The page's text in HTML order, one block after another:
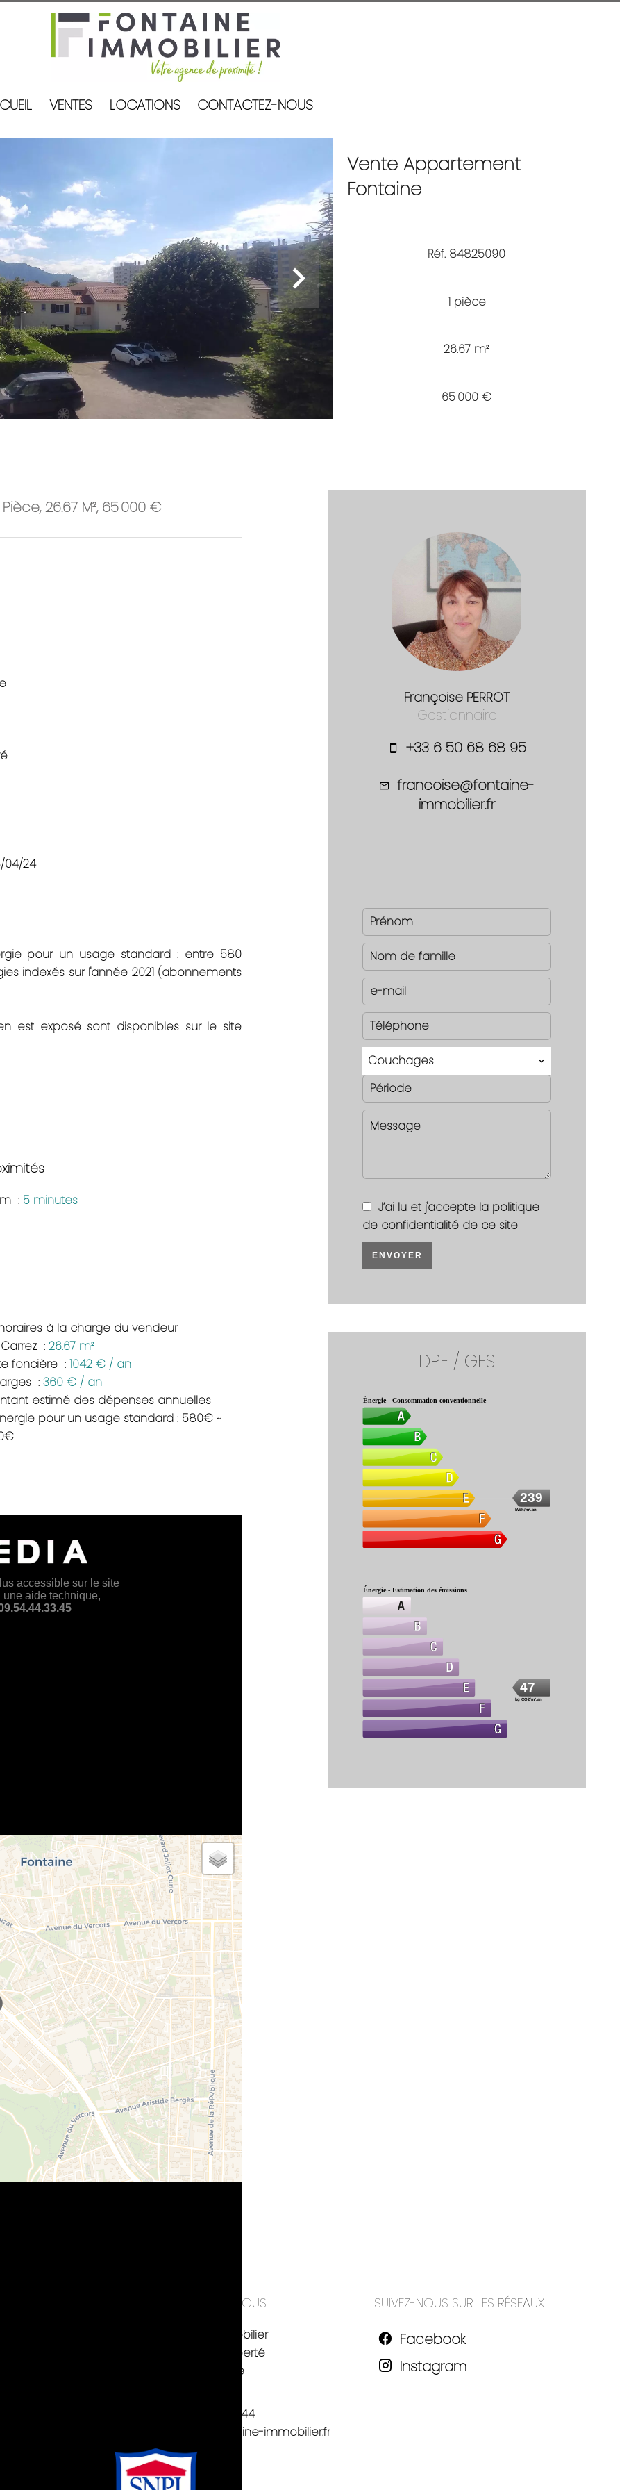
VENTES LOCATIONS CONTACTEZ-NOUS
Vente Appartement
Fontaine
Réf. 84825090
1 pièce
26.67 m²
65 000 €
26.67 M², 65 000 €
04/24
pour un usage standard : entre 580
indexés sur l'année 2021 (abonnements
est exposé sont disponibles sur le site
5 minutes
à la charge du vendeur
26.67 m²
foncière
1042 € / an
360 € / an
estimé des dépenses annuelles
pour un usage standard : 580€ ~
Françoise PERROT
Gestionnaire
+33 6 50 68 68 95
francoise@fontaine-
immobilier.fr
Couchages
J’ai lu et j'accepte la politique
de confidentialité de ce site
ENVOYER
DPE / GES
Énergie - Consommation conventionnelle
239
kWh/m².an
Énergie - Estimation des émissions
47
kg CO2/m².an
CONTACTEZ-NOUS
Fontaine Immobilier
52 rue de la Liberté
Fontaine
+33 4 76 53 53 44
contact@fontaine-immobilier.fr
SUIVEZ-NOUS SUR LES RÉSEAUX
Facebook
Instagram